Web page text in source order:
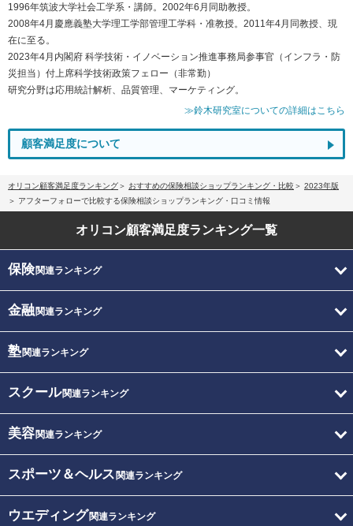
1996年筑波大学社会工学系・講師。2002年6月同助教授。
2008年4月慶應義塾大学理工学部管理工学科・准教授。2011年4月同教授、現
在に至る。
2023年4月内閣府 科学技術・イノベーション推進事務局参事官（インフラ・防
災担当）付上席科学技術政策フェロー（非常勤）
研究分野は応用統計解析、品質管理、マーケティング。
≫鈴木研究室についての詳細はこちら
顧客満足度について
オリコン顧客満足度ランキング おすすめの保険相談ショップランキング・比較
2023年版
アフターフォローで比較する保険相談ショップランキング・口コミ情報
オリコン顧客満足度ランキング一覧
保険関連ランキング
金融関連ランキング
塾関連ランキング
スクール関連ランキング
美容関連ランキング
スポーツ＆ヘルス 関連ランキング
ウエディング関連ランキング